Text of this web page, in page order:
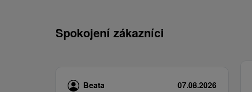
Spokojení zákazníci
Beata
07.08.2026